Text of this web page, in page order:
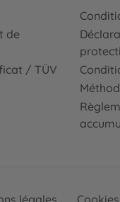
de
/ TÜV
légales Cookies